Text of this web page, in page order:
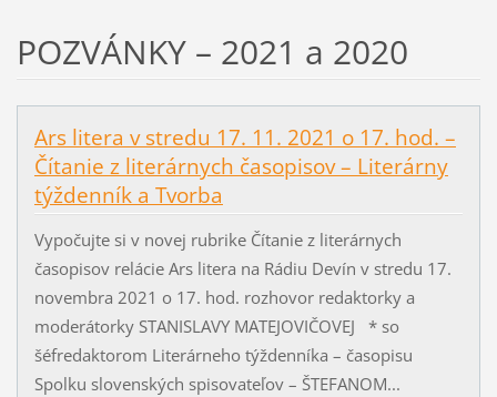
POZVÁNKY – 2021 a 2020
Ars litera v stredu 17. 11. 2021 o 17. hod. –
Čítanie z literárnych časopisov – Literárny
týždenník a Tvorba
Vypočujte si v novej rubrike Čítanie z literárnych
časopisov relácie Ars litera na Rádiu Devín v stredu 17.
novembra 2021 o 17. hod. rozhovor redaktorky a
moderátorky STANISLAVY MATEJOVIČOVEJ * so
šéfredaktorom Literárneho týždenníka – časopisu
Spolku slovenských spisovateľov – ŠTEFANOM...